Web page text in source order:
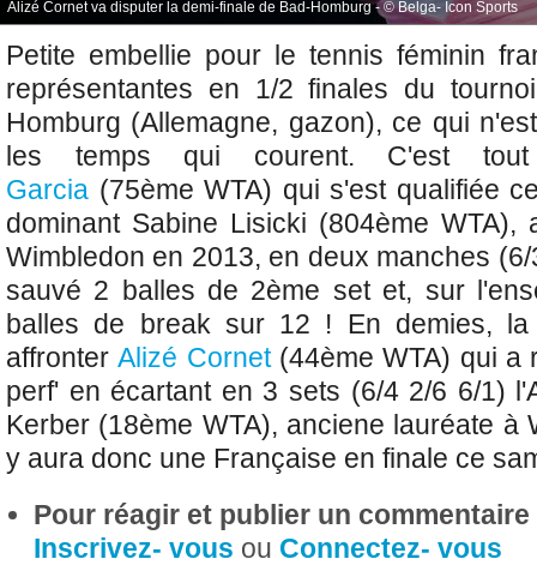
Alizé Cornet va disputer la demi-finale de Bad-Homburg - © Belga- Icon Sports
Petite embellie pour le tennis féminin
représentantes en 1/2 finales du
Homburg (Allemagne, gazon), ce qui
les temps qui courent. C'est
Garcia (75ème WTA) qui s'est qualifiée
dominant Sabine Lisicki (804ème WTA),
Wimbledon en 2013, en deux manches
sauvé 2 balles de 2ème set et, sur
balles de break sur 12 ! En demies, la
affronterAlizé Cornet(44ème WTA) qui a
perf' en écartant en 3 sets (6/4 2/6 6/1)
Kerber (18ème WTA), anciene lauréate à
y aura donc une Française en finale ce
Pour réagir et publier un
Inscrivez- vous ou Connectez- vous